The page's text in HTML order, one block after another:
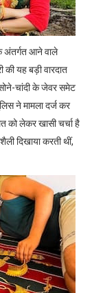
अंतर्गत आने वाले
की यह बड़ी वारदात
चांदी के जेवर समेट
ने मामला दर्ज कर
को लेकर खासी चर्चा है
दिखाया करती थीं,